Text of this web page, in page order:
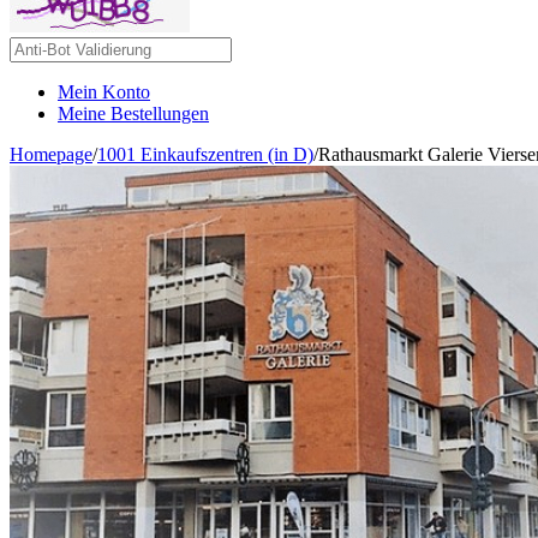
Mein Konto
Meine Bestellungen
Homepage/1001 Einkaufszentren (in D)/Rathausmarkt Galerie